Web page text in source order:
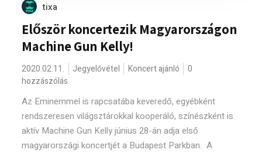
tixa
Először koncertezik Magyarországon
Machine Gun Kelly!
2020.02.11. Jegyelővétel Koncert ajánló
0
hozzászólás
Az Eminemmel is rapcsatába keveredő, egyébként
rendszeresen világsztárokkal kooperáló, színészként is
aktív Machine Gun Kelly június 28-án adja első
magyarországi koncertjét a Budapest Parkban. A